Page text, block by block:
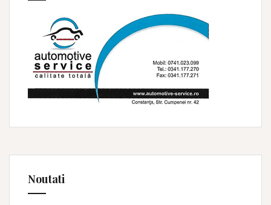
Noutati